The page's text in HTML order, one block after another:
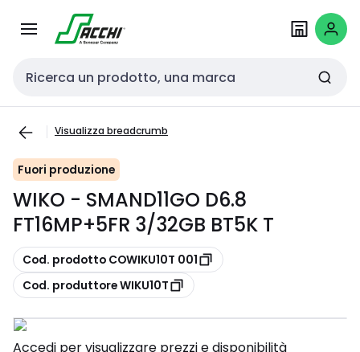
navigazionecontenuto
Cerca input
Visualizza breadcrumb
Fuori produzione
WIKO - SMAND11GO D6.8
FT16MP+5FR 3/32GB BT5K T
copia
Cod. prodotto COWIKU10T 001
copia
Cod. produttore WIKU10T
Accedi per visualizzare prezzi e disponibilità